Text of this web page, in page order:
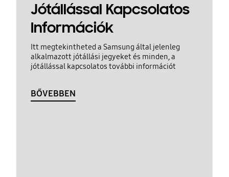
Jótállással Kapcsolatos
Információk
Itt megtekintheted a Samsung által jelenleg
alkalmazott jótállási jegyeket és minden, a
jótállással kapcsolatos további információt
BŐVEBBEN